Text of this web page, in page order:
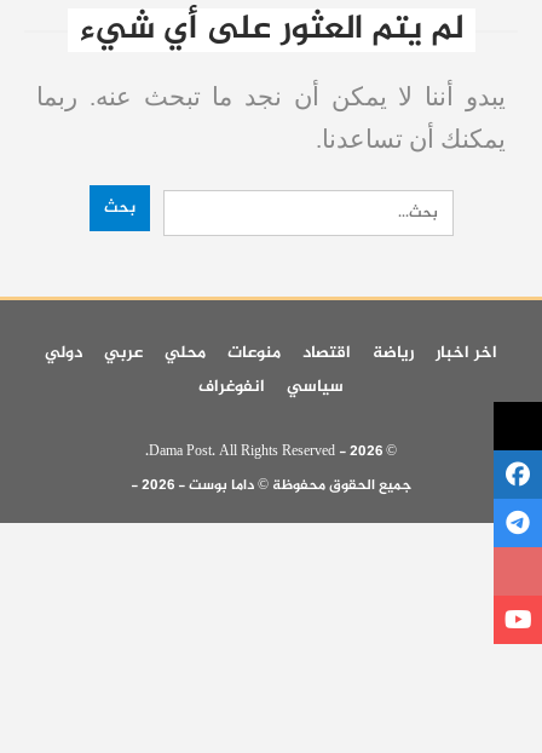
لم يتم العثور على أي شيء
يبدو أننا لا يمكن أن نجد ما تبحث عنه. ربما
يمكنك أن تساعدنا.
اخر اخبار رياضة اقتصاد منوعات محلي عربي
دولي
سياسي
انفوغراف
© 2026 - Dama Post. All Rights Reserved.
جميع الحقوق محفوظة © داما بوست - 2026 -